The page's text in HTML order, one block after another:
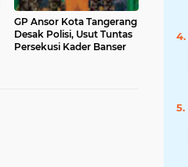
GP Ansor Kota Tangerang
Desak Polisi, Usut Tuntas
Persekusi Kader Banser